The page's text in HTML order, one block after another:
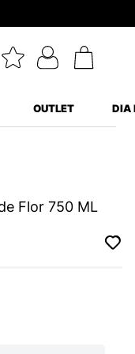
OUTLET DIA
Flor 750 ML